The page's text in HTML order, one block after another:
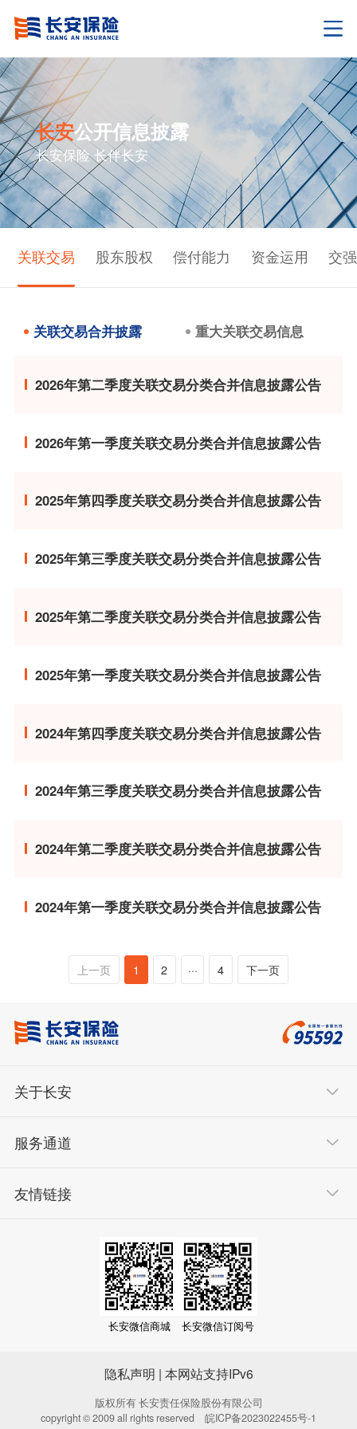
长安公开信息披露
长安保险 长伴长安
关联交易 股东股权 偿付能力 资金运用 交
关联交易合并披露 重大关联交易信息
2026年第二季度关联交易分类合并信息披露公告
2026年第一季度关联交易分类合并信息披露公告
2025年第四季度关联交易分类合并信息披露公告
2025年第三季度关联交易分类合并信息披露公告
2025年第二季度关联交易分类合并信息披露公告
2025年第一季度关联交易分类合并信息披露公告
2024年第四季度关联交易分类合并信息披露公告
2024年第三季度关联交易分类合并信息披露公告
2024年第二季度关联交易分类合并信息披露公告
2024年第一季度关联交易分类合并信息披露公告
上一页 1 2 ··· 4 下一页
关于长安
服务通道
友情链接
长安微信商城 长安微信订阅号
隐私声明 | 本网站支持IPv6
版权所有 长安责任保险股份有限公司
copyright © 2009 all rights reserved 皖ICP备2023022455号-1